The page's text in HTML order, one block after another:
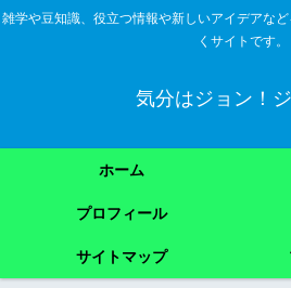
雑学や豆知識、役立つ情報や新しいアイデアな
くサイトです。
気分はジョン！ジ
ホーム
プロフィール
サイトマップ